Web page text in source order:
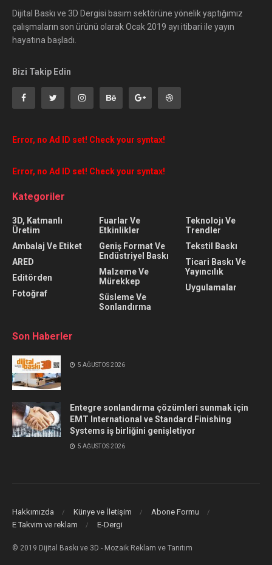
Dijital Baskı ve 3D Dergisi basım sektörüne yönelik yaptığımız
çalışmaların son ürünü olarak Ocak 2019 ayı itibari ile yayın
hayatına başladı.
Bizi Takip Edin
Error, no Ad ID set! Check your syntax!
Error, no Ad ID set! Check your syntax!
Kategoriler
3D, Katmanlı
Üretim
Ambalaj Ve Etiket
ARED
Editörden
Fotoğraf
Fuarlar Ve
Etkinlikler
Geniş Format Ve
Endüstriyel Baskı
Malzeme Ve
Mürekkep
Süsleme Ve
Sonlandırma
Teknolojı Ve
Trendler
Tekstil Baskı
Ticari Baskı Ve
Yayıncılık
Uygulamalar
Son Haberler
5 AĞUSTOS 2026
Entegre sonlandırma çözümleri sunmak için
EMT International ve Standard Finishing
Systems iş birliğini genişletiyor
5 AĞUSTOS 2026
Hakkımızda Künye ve İletişim
Abone Formu
E Takvim ve reklam
E-Dergi
© 2019 Dijital Baskı ve 3D - Mozaik Reklam ve Tanıtım